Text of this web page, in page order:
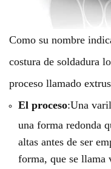
Como su nombre
costura de soldadura
proceso llamado
El proceso:Una
una forma redonda
altas antes de ser
forma, que se llama